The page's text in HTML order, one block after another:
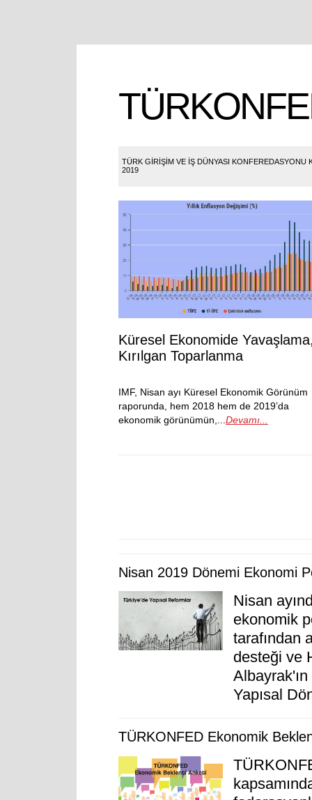
TÜRK GİRİŞİM VE İŞ DÜNYASI KONFEREDASYONU
2019
Küresel Ekonomide
Kırılgan Toparlanma
IMF, Nisan ayı Küresel Ekonomik Görünüm
raporunda, hem 2018 hem de 2019’da
ekonomik görünümün,... Devamı...
Nisan 2019 Dönemi Ekonomi
Nisan
ekonomik
tarafından
desteği ve
Albayrak'ın
Yapısal
TÜRKONFED Ekonomik